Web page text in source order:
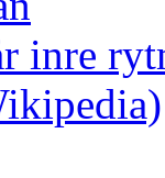
inre